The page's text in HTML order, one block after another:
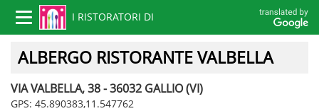
I RISTORATORI DI
VICENZA
Toggle
navigation
ALBERGO RISTORANTE VALBELLA
VIA VALBELLA, 38 - 36032 GALLIO (VI)
GPS: 45.890383,11.547762